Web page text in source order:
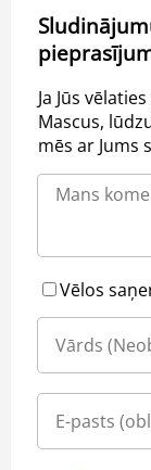
Ja Jūs
Mascus,
mēs ar Jums
Vēlos